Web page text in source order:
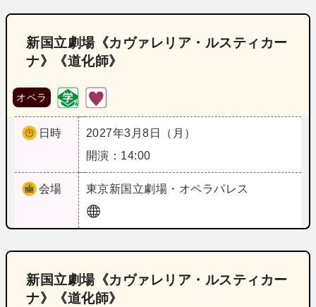
新国立劇場《カヴァレリア・ルスティカー
ナ》《道化師》
オペラ
日時
2027年3月8日（月）
開演：14:00
会場 東京新国立劇場・オペラパレス
新国立劇場《カヴァレリア・ルスティカー
ナ》《道化師》